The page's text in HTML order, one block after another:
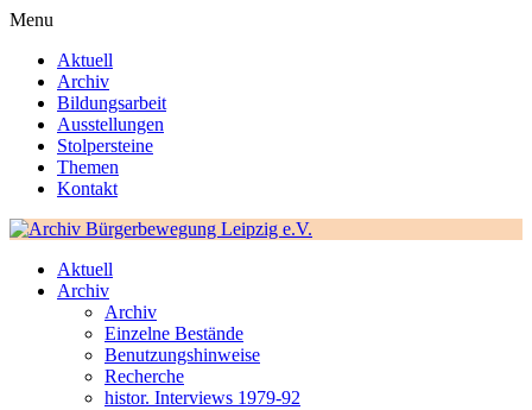
Menu
Aktuell
Archiv
Bildungsarbeit
Ausstellungen
Stolpersteine
Themen
Kontakt
Aktuell
Archiv
Archiv
Einzelne Bestände
Benutzungshinweise
Recherche
histor. Interviews 1979-92